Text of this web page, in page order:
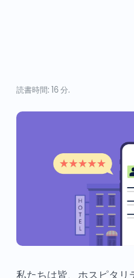
読書時間: 16 分.
私たちは皆、ホスピタリ